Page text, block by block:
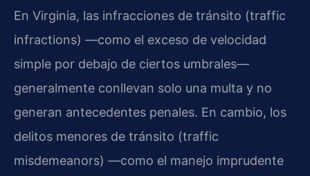
En Virginia, las infracciones de tránsito (traffic
infractions) —como el exceso de velocidad
simple por debajo de ciertos umbrales—
generalmente conllevan solo una multa y no
generan antecedentes penales. En cambio, los
delitos menores de tránsito (traffic
misdemeanors) —como el manejo imprudente